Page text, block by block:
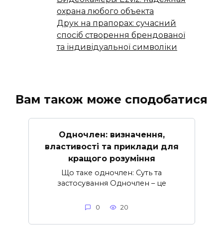
охрана любого объекта
Друк на прапорах: сучасний
спосіб створення брендованої
та індивідуальної символіки
Вам також може сподобатися
Одночлен: визначення,
властивості та приклади для
кращого розуміння
Що таке одночлен: Суть та
застосування Одночлен – це
0 20